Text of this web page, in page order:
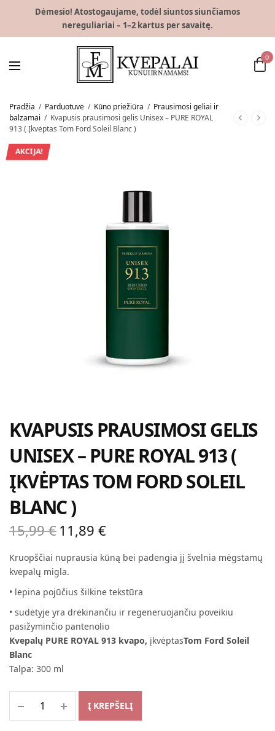
Dėmesio! Atostogaujame, todėl siuntos siunčiamos
nereguliariai – 1–2 kartus per savaitę.
0
Pradžia / Parduotuvė / Kūno priežiūra / Prausimosi geliai ir
balzamai / Kvapusis prausimosi gelis Unisex – PURE ROYAL
913 ( Įkvėptas Tom Ford Soleil Blanc )
AKCIJA!
KVAPUSIS PRAUSIMOSI GELIS
UNISEX – PURE ROYAL 913 (
ĮKVĖPTAS TOM FORD SOLEIL
BLANC )
15,99€ Original
was:
15,99 €.
11,89€
11,89 €.
Kruopščiai nuprausia kūną bei padengia jį švelnia mėgstamų
kvepalų migla.
• lepina pojūčius šilkine tekstūra
• sudėtyje yra drėkinančiu ir regeneruojančiu poveikiu
pasižyminčio pantenolio
Kvepalų PURE ROYAL 913 kvapo, įkvėptasTom Ford Soleil
Blanc
Talpa: 300 ml
Į KREPŠELĮ